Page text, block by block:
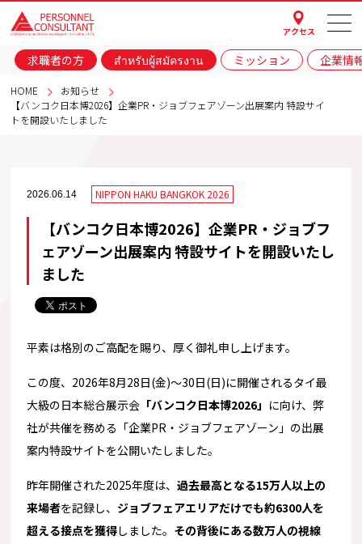
アクセス
求職者の方 สำหรับผู้สมัครงาน ミッション 企業情
HOME
お知らせ
【バンコク日本博2026】企業PR・ジョブフェアゾーン出展案内 特設サイ
トを開設いたしました
2026.06.14 NIPPON HAKU BANGKOK 2026
【バンコク日本博2026】企業PR・ジョブフ
ェアゾーン出展案内 特設サイトを開設いたし
ました
平素は格別のご高配を賜り、厚く御礼申し上げます。
この度、2026年8月28日(金)～30日(日)に開催されるタイ最
大級の日本総合展示会 「バンコク日本博2026」 に向け、弊
社が共催を務める「企業PR・ジョブフェアゾーン」の出展
案内特設サイトを公開いたしました。
昨年開催された2025年度は、過去最高となる15万人以上の
来場者を記録し、 ジョブフェアエリアだけでも約6300人を
超える接点を獲得しました。 その背後にある数万人の視線